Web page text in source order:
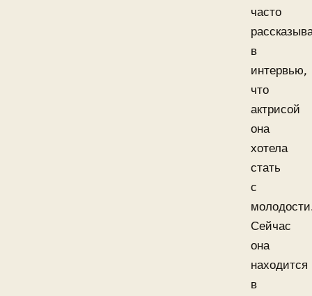
часто
в
интервью,
что
актрисой
она
хотела
стать
с
Сейчас
она
находится
в